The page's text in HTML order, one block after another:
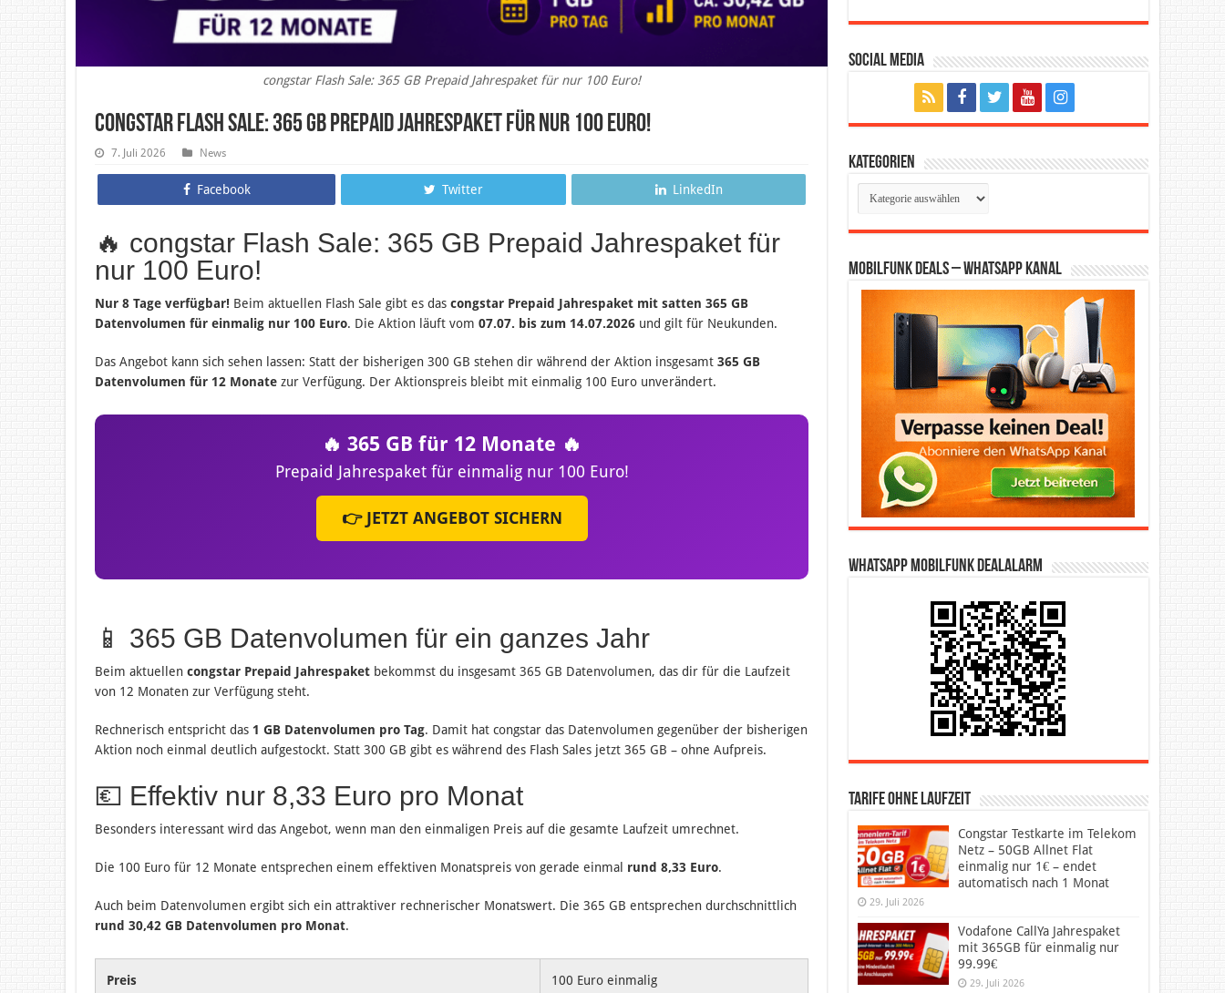
congstar Flash Sale: 365 GB Prepaid Jahrespaket für nur 100 Euro!
congstar Flash Sale: 365 GB Prepaid Jahrespaket für nur 100 Euro!
7. Juli 2026 News
Facebook Twitter LinkedIn
🔥 congstar Flash Sale: 365 GB Prepaid Jahrespaket für
nur 100 Euro!
Nur 8 Tage verfügbar! Beim aktuellen Flash Sale gibt es das congstar Prepaid Jahrespaket mit satten 365 GB
Datenvolumen für einmalig nur 100 Euro. Die Aktion läuft vom 07.07. bis zum 14.07.2026 und gilt für Neukunden.
Das Angebot kann sich sehen lassen: Statt der bisherigen 300 GB stehen dir während der Aktion insgesamt 365 GB
Datenvolumen für 12 Monate zur Verfügung. Der Aktionspreis bleibt mit einmalig 100 Euro unverändert.
🔥 365 GB für 12 Monate 🔥
Prepaid Jahrespaket für einmalig nur 100 Euro!
👉 JETZT ANGEBOT SICHERN
📱 365 GB Datenvolumen für ein ganzes Jahr
Beim aktuellen congstar Prepaid Jahrespaket bekommst du insgesamt 365 GB Datenvolumen, das dir für die Laufzeit
von 12 Monaten zur Verfügung steht.
Rechnerisch entspricht das 1 GB Datenvolumen pro Tag. Damit hat congstar das Datenvolumen gegenüber der bisherigen
Aktion noch einmal deutlich aufgestockt. Statt 300 GB gibt es während des Flash Sales jetzt 365 GB – ohne Aufpreis.
💶 Effektiv nur 8,33 Euro pro Monat
Besonders interessant wird das Angebot, wenn man den einmaligen Preis auf die gesamte Laufzeit umrechnet.
Die 100 Euro für 12 Monate entsprechen einem effektiven Monatspreis von gerade einmal rund 8,33 Euro.
Auch beim Datenvolumen ergibt sich ein attraktiver rechnerischer Monatswert. Die 365 GB entsprechen durchschnittlich
rund 30,42 GB Datenvolumen pro Monat.
Preis 100 Euro einmalig
Social Media
Kategorien
Kategorien
Mobilfunk Deals – WhatsApp Kanal
WhatsApp Mobilfunk DealAlarm
Tarife ohne Laufzeit
Congstar Testkarte im Telekom
Netz – 50GB Allnet Flat
einmalig nur 1€ – endet
automatisch nach 1 Monat
29. Juli 2026
Vodafone CallYa Jahrespaket
mit 365GB für einmalig nur
99.99€
29. Juli 2026